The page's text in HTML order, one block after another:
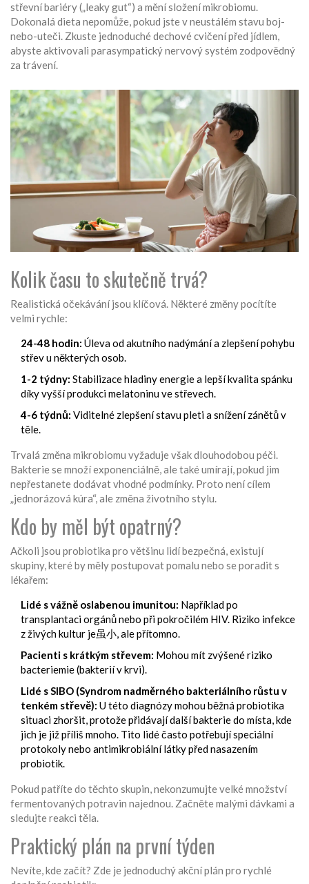
střevní bariéry („leaky gut“) a mění složení mikrobiomu.
Dokonalá dieta nepomůže, pokud jste v neustálém stavu boj-
nebo-uteči. Zkuste jednoduché dechové cvičení před jídlem,
abyste aktivovali parasympatický nervový systém zodpovědný
za trávení.
Kolik času to skutečně trvá?
Realistická očekávání jsou klíčová. Některé změny pocítíte
velmi rychle:
24-48 hodin: Úleva od akutního nadýmání a zlepšení pohybu
střev u některých osob.
1-2 týdny: Stabilizace hladiny energie a lepší kvalita spánku
díky vyšší produkci melatoninu ve střevech.
4-6 týdnů: Viditelné zlepšení stavu pleti a snížení zánětů v
těle.
Trvalá změna mikrobiomu vyžaduje však dlouhodobou péči.
Bakterie se množí exponenciálně, ale také umírají, pokud jim
nepřestanete dodávat vhodné podmínky. Proto není cílem
„jednorázová kúra“, ale změna životního stylu.
Kdo by měl být opatrný?
Ačkoli jsou probiotika pro většinu lidí bezpečná, existují
skupiny, které by měly postupovat pomalu nebo se poradit s
lékařem:
Lidé s vážně oslabenou imunitou: Například po
transplantaci orgánů nebo při pokročilém HIV. Riziko infekce
z živých kultur je虽小, ale přítomno.
Pacienti s krátkým střevem: Mohou mít zvýšené riziko
bacteriemie (bakterií v krvi).
Lidé s SIBO (Syndrom nadměrného bakteriálního růstu v
tenkém střevě): U této diagnózy mohou běžná probiotika
situaci zhoršit, protože přidávají další bakterie do místa, kde
jich je již příliš mnoho. Tito lidé často potřebují speciální
protokoly nebo antimikrobiální látky před nasazením
probiotik.
Pokud patříte do těchto skupin, nekonzumujte velké množství
fermentovaných potravin najednou. Začněte malými dávkami a
sledujte reakci těla.
Praktický plán na první týden
Nevíte, kde začít? Zde je jednoduchý akční plán pro rychlé